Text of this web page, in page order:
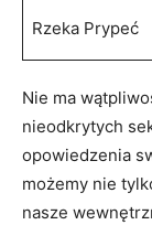
Rzeka Prypeć
Nie ma
nieodkrytych
opowiedzenia
możemy nie
nasze